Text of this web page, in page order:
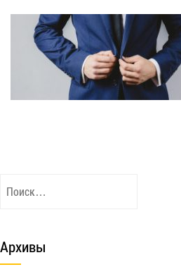
Архивы